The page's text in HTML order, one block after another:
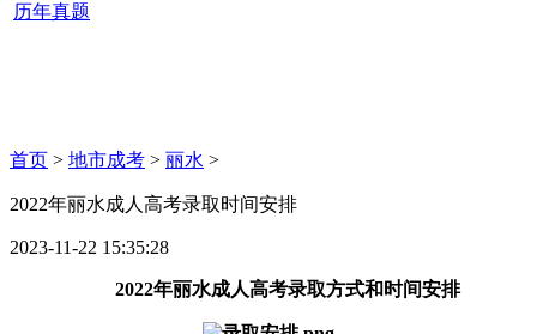
历年真题
首页 > 地市成考 > 丽水 >
2022年丽水成人高考录取时间安排
2023-11-22 15:35:28
2022年丽水成人高考录取方式和时间安排